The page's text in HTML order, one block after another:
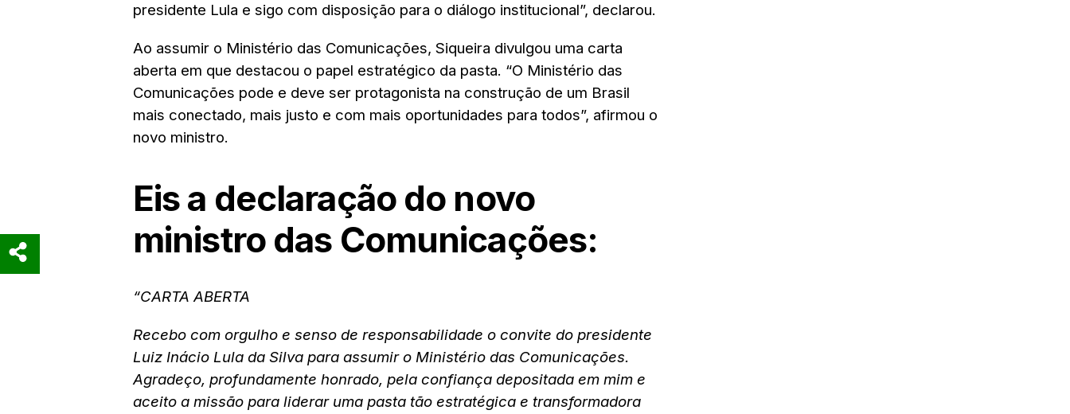
presidente Lula e sigo com disposição para o diálogo institucional”, declarou.
Ao assumir o Ministério das Comunicações, Siqueira divulgou uma carta
aberta em que destacou o papel estratégico da pasta. “O Ministério das
Comunicações pode e deve ser protagonista na construção de um Brasil
mais conectado, mais justo e com mais oportunidades para todos”, afirmou o
novo ministro.
Eis a declaração do novo
ministro das Comunicações:
“CARTA ABERTA
Recebo com orgulho e senso de responsabilidade o convite do presidente
Luiz Inácio Lula da Silva para assumir o Ministério das Comunicações.
Agradeço, profundamente honrado, pela confiança depositada em mim e
aceito a missão para liderar uma pasta tão estratégica e transformadora